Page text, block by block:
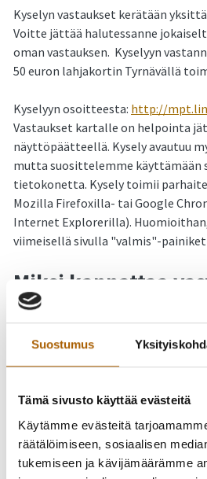
Suostumus
Tämä sivusto käyttää evästeitä
Käytämme evästeitä
räätälöimiseen, sosiaalisen
tukemiseen ja kävijämäärämme
Kyselyn vastaukset kerätään
Voitte jättää halutessanne
oman vastauksen. Kyselyyn
50 euron lahjakortin Tyrnävällä
Kyselyyn osoitteesta: http://
Vastaukset kartalle on helpointa
näyttöpäätteellä. Kysely avautuu
mutta suosittelemme käyttämään
tietokonetta. Kysely toimii
Mozilla Firefoxilla- tai Google
Internet Explorerilla).
viimeisellä sivulla "valmis"-
Miksi kannattaa
Paikalliset asukkaat sekä alueella
jalankulun ja pyöräilyn
karttapalautteen keräämisen
pyöräilylle että jalankululle.
tyytyväisyyttä nykyisiin kävely- ja
kehittämistarpeita sekä keinoja,
pyöräilyä.